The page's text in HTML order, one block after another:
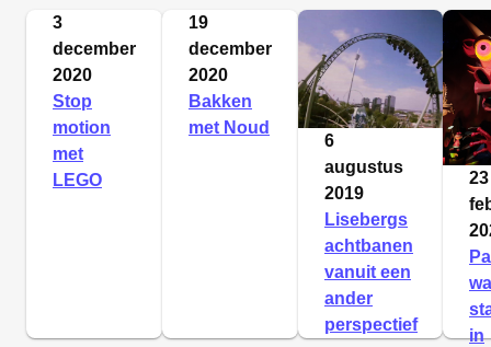
3
december
2020
Stop
motion
met
LEGO
19
december
2020
Bakken
met Noud
6
augustus
2019
Lisebergs
achtbanen
vanuit een
ander
perspectief
23
in